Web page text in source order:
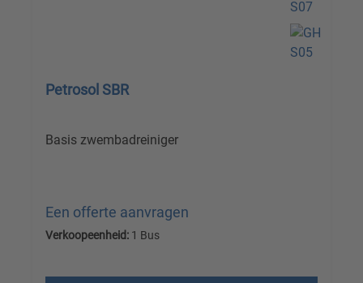
Petrosol SBR
Basis zwembadreiniger
Een offerte aanvragen
Verkoopeenheid: 1 Bus